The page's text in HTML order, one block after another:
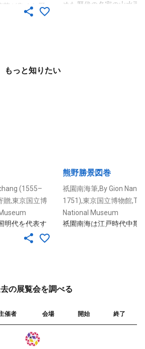
芳が集めた歴
増補したも
めた歴代の名家の山水画
もっと知りたい
(1555–
贈,東京国立博
明代を代表す
。渇筆と呼ば
其昌が文人画
熊野勝景図巻
祇園南海筆,By Gion
1751),東京国立博物館
National Museum
祇園南海は江戸時代中期
の展覧会を調べる
催者 会場 開始 終了